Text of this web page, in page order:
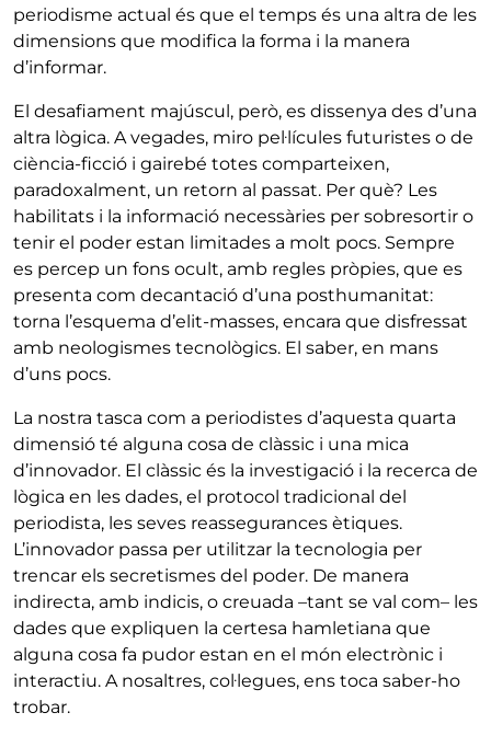
periodisme actual és que el temps és una altra de les
dimensions que modifica la forma i la manera
d’informar.
El desafiament majúscul, però, es dissenya des d’una
altra lògica. A vegades, miro pel·lícules futuristes o de
ciència-ficció i gairebé totes comparteixen,
paradoxalment, un retorn al passat. Per què? Les
habilitats i la informació necessàries per sobresortir o
tenir el poder estan limitades a molt pocs. Sempre
es percep un fons ocult, amb regles pròpies, que es
presenta com decantació d’una posthumanitat:
torna l’esquema d’elit-masses, encara que disfressat
amb neologismes tecnològics. El saber, en mans
d’uns pocs.
La nostra tasca com a periodistes d’aquesta quarta
dimensió té alguna cosa de clàssic i una mica
d’innovador. El clàssic és la investigació i la recerca de
lògica en les dades, el protocol tradicional del
periodista, les seves reassegurances ètiques.
L’innovador passa per utilitzar la tecnologia per
trencar els secretismes del poder. De manera
indirecta, amb indicis, o creuada –tant se val com– les
dades que expliquen la certesa hamletiana que
alguna cosa fa pudor estan en el món electrònic i
interactiu. A nosaltres, col·legues, ens toca saber-ho
trobar.